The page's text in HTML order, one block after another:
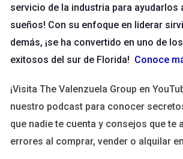
propias dinámicas, y entender estas
asesorar a tus clientes de manera más
prestar atención a los siguientes aspectos:
Análisis de precios por metro
inmobiliarios.
Estudios demográficos de la
Impacto de la economía local y
servicio de la industria para ayudarlos
sueños! Con su enfoque en liderar
demás, ¡se ha convertido en uno de
exitosos del sur de Florida! Conoce
¡Visita The Valenzuela Group en
nuestro podcast para conocer
que nadie te cuenta y consejos que te
errores al comprar, vender o alquilar